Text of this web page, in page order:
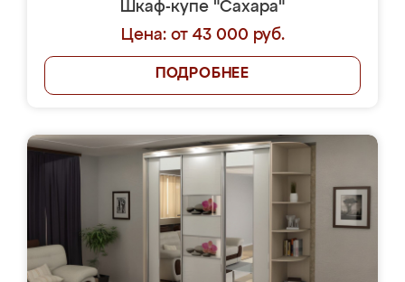
Шкаф-купе "Сахара"
Цена: от 43 000 руб.
ПОДРОБНЕЕ